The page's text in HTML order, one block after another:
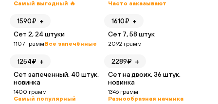
Самый выгодный 🔥
1590₽ +
Часто заказывают
1610₽ +
Сет 2, 24 штуки
1107 граммВсе запечённые
1254₽ +
Сет 7, 58 штук
2092 грамм
2289₽ +
Сет запеченный, 40 штук,
новинка
1400 грамм
Самый популярный
Сет на двоих, 36 штук,
новинка
1346 грамм
Разнообразная начинка